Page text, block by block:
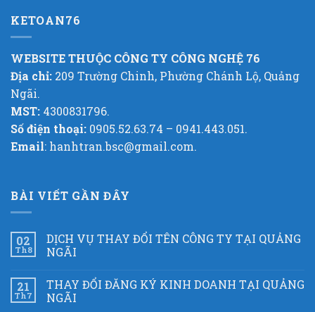
KETOAN76
WEBSITE THUỘC CÔNG TY CÔNG NGHỆ 76
Địa chỉ: 209 Trường Chinh, Phường Chánh Lộ, Quảng
Ngãi.
MST: 4300831796.
Số điện thoại: 0905.52.63.74 – 0941.443.051.
Email: hanhtran.bsc@gmail.com.
BÀI VIẾT GẦN ĐÂY
02
Th8
DỊCH VỤ THAY ĐỔI TÊN CÔNG TY TẠI QUẢNG
NGÃI
21
Th7
THAY ĐỔI ĐĂNG KÝ KINH DOANH TẠI QUẢNG
NGÃI